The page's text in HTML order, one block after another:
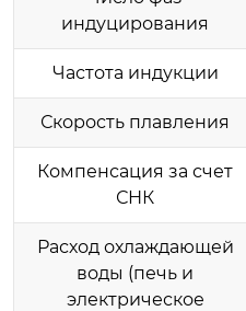
индуцирования
Частота индукции
Скорость плавления
Компенсация за счет
СНК
Расход охлаждающей
воды (печь и
электрическое